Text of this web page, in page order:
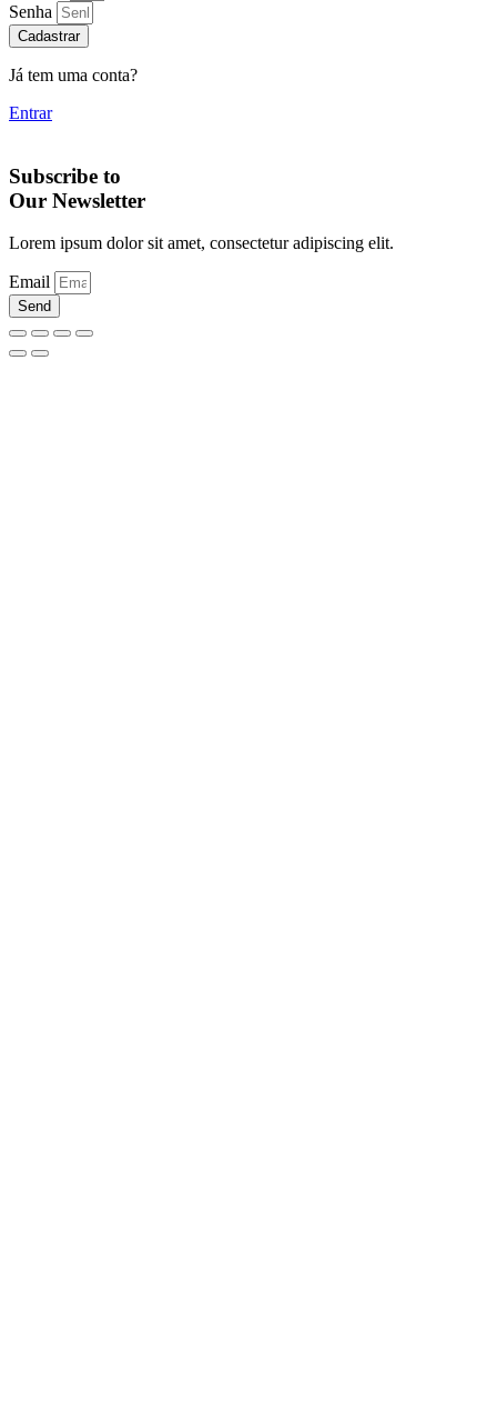
Senha
Cadastrar
Já tem uma conta?
Entrar
Subscribe to
Our Newsletter
Lorem ipsum dolor sit amet, consectetur adipiscing elit.
Email
Send